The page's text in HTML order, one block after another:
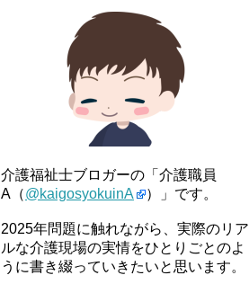
介護福祉士ブロガーの「介護職員
A（@kaigosyokuinA ）」です。
2025年問題に触れながら、実際のリア
ルな介護現場の実情をひとりごとのよ
うに書き綴っていきたいと思います。